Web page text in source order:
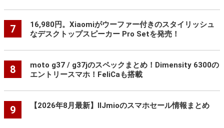
7
16,980円。Xiaomiがウーファー付きのスタイリッシュ
なデスクトップスピーカー Pro Setを発売！
8
moto g37 / g37jのスペックまとめ！Dimensity 6300の
エントリースマホ！FeliCaも搭載
9 【2026年8月最新】IIJmioのスマホセール情報まとめ